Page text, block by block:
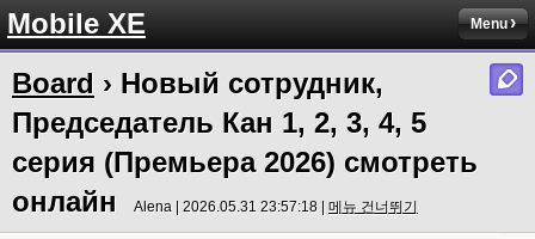
Mobile XE Menu
Board › Новый сотрудник,
Председатель Кан 1, 2, 3, 4, 5
серия (Премьера 2026) смотреть
онлайн
Alena | 2026.05.31 23:57:18 | 메뉴 건너뛰기